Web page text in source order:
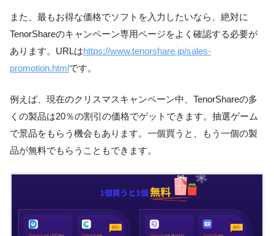
また、最もお得な価格でソフトを入力したいなら、絶対に
TenorShareのキャンペーン専用ページをよく確認する必要が
あります。URLはhttps://www.tenorshare.jp/sales-
promotion.html です。
例えば、現在のクリスマスキャンペーン中、TenorShareの多
くの製品は20％の割引の価格でゲットできます。抽選ゲーム
で景品をもらう機会もあります。一個買うと、もう一個の製
品が無料でもらうこともできます。